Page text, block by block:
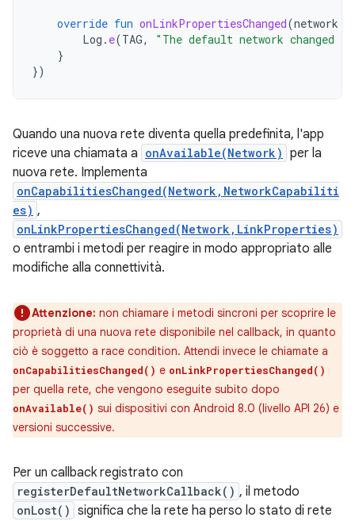
override fun onLinkPropertiesChanged(network
Log . e(TAG,
"The default network changed
}
})
Quando una nuova rete diventa quella predefinita, l'app
riceve una chiamata a onAvailable(Network) per la
nuova rete. Implementa
onCapabilitiesChanged(Network,NetworkCapabiliti
es) ,
onLinkPropertiesChanged(Network,LinkProperties)
o entrambi i metodi per reagire in modo appropriato alle
modifiche alla connettività.
Attenzione: non chiamare i metodi sincroni per scoprire le
proprietà di una nuova rete disponibile nel callback, in quanto
ciò è soggetto a race condition. Attendi invece le chiamate a
onCapabilitiesChanged() e onLinkPropertiesChanged()
per quella rete, che vengono eseguite subito dopo
onAvailable() sui dispositivi con Android 8.0 (livello API 26) e
versioni successive.
Per un callback registrato con
registerDefaultNetworkCallback() , il metodo
onLost() significa che la rete ha perso lo stato di rete